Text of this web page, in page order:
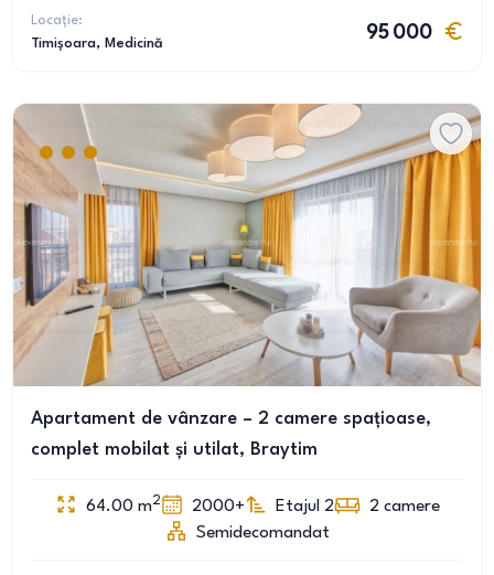
Locație:
Timișoara, Medicină
95 000
Apartament de vânzare – 2 camere spațioase,
complet mobilat și utilat, Braytim
64.00 m2 2000+ Etajul 2 2 camere
Semidecomandat